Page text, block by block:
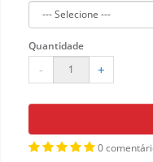
Quantidade
- +
0